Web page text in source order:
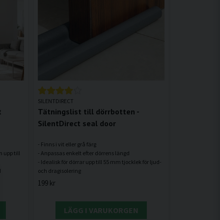
upp till
SILENTDIRECT
Tätningslist till dörrbotten -
SilentDirect seal door
- Finns i vit eller grå färg
- Anpassas enkelt efter dörrens längd
- Idealisk för dörrar upp till 55 mm tjocklek för ljud-
och dragisolering
199 kr
LÄGG I VARUKORGEN